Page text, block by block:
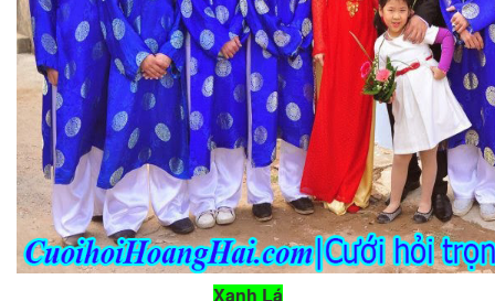
Xanh Lá